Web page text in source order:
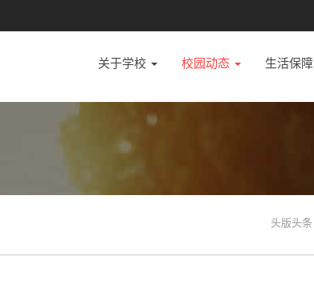
关于学校 校园动态 生活保障
头版头条